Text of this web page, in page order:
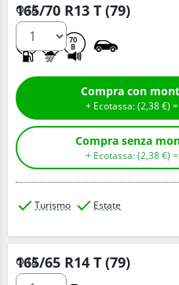
165/70 R13 T (79)
70
B
Q.tà
+ Ecotassa: (2,38€ ) =
+ Ecotassa: (2,38€ ) =
Turismo Estate
165/65 R14 T (79)
Q.tà